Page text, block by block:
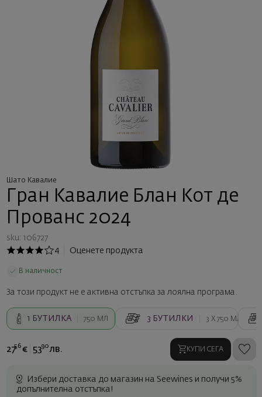
Шато Кавалие
Гран Кавалие Блан Кот де
Прованс 2024
sku: 106727
4
Оценете продукта
В наличност
За този продукт не е активна отстъпка за лоялна програма.
1 БУТИЛКА 750 МЛ 3 БУТИЛКИ 3 X750 МЛ
2756 € 5390 лв. КУПИ СЕГА
Избери доставка до магазин на Seewines и получи 5%
допълнителна отстъпка!